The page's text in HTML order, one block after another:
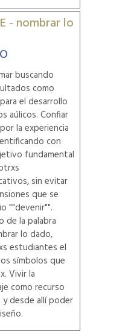
- nombrar lo
buscando
como
el desarrollo
aúlicos. Confiar
la experiencia
con
fundamental
sin evitar
que se
""devenir"".
de la palabra
lo dado,
estudiantes el
símbolos que
Vivir la
como recurso
desde allí poder